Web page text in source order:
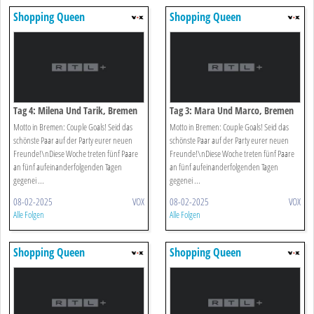
Shopping Queen
Tag 4: Milena Und Tarik, Bremen
Motto in Bremen: Couple Goals! Seid das
schönste Paar auf der Party eurer neuen
Freunde!\nDiese Woche treten fünf Paare
an fünf aufeinanderfolgenden Tagen
gegenei ...
08-02-2025 VOX
Alle Folgen
Shopping Queen
Tag 3: Mara Und Marco, Bremen
Motto in Bremen: Couple Goals! Seid das
schönste Paar auf der Party eurer neuen
Freunde!\nDiese Woche treten fünf Paare
an fünf aufeinanderfolgenden Tagen
gegenei ...
08-02-2025 VOX
Alle Folgen
Shopping Queen Shopping Queen